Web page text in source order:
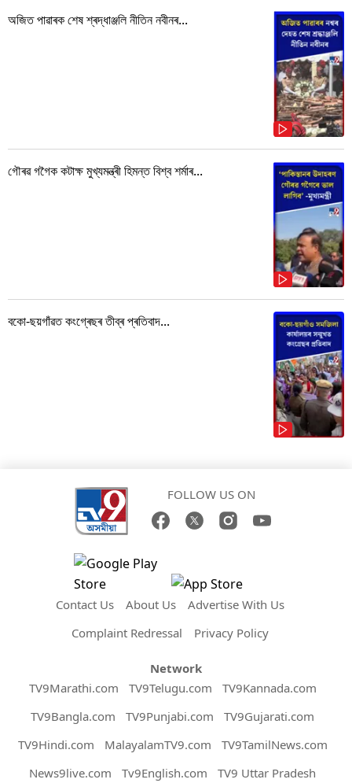
অজিত পাৱাৰক শেষ শ্ৰদ্ধাঞ্জলি নীতিন নবীনৰ...
গৌৰৱ গগৈক কটাক্ষ মুখ্যমন্ত্ৰী হিমন্ত বিশ্ব শৰ্মাৰ...
বকো-ছয়গাঁৱত কংগ্ৰেছৰ তীব্ৰ প্ৰতিবাদ...
FOLLOW US ON
Contact Us About Us
Advertise With Us
Complaint Redressal
Privacy Policy
Network
TV9Marathi.com
TV9Telugu.com
TV9Kannada.com
TV9Bangla.com
TV9Punjabi.com
TV9Gujarati.com
TV9Hindi.com
MalayalamTV9.com
TV9TamilNews.com
News9live.com
Tv9English.com TV9 Uttar Pradesh